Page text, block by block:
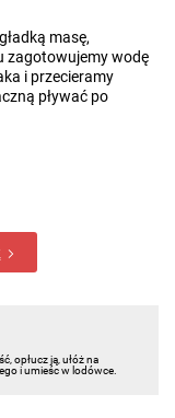
masę,
zagotowujemy wodę
i przecieramy
pływać po
opłucz ją, ułóż na
i umieśc w lodówce.